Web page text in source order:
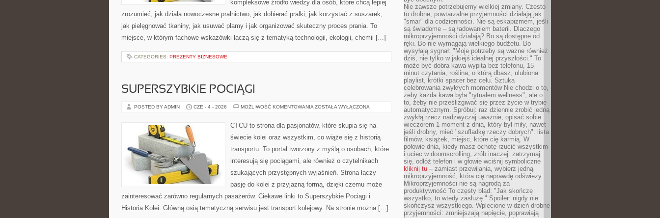
kompleksowe źródło wiedzy dla osób, które chcą lepiej
zrozumieć, jak działa nowoczesne pralnictwo, jak dobierać pralki, jak korzystać z suszarek,
jak pielęgnować tkaniny, jak usuwać plamy i jak organizować skuteczny proces prania. To
miejsce, w którym fachowe wskazówki łączą się z tematyką technologii, ekologii, chemii […]
CATEGORIES: PREZENTY BIZNESOWE
SUPERSZYBKIE POCIĄGI
POSTED BY ADMIN CZE - 4 - 2026 MOŻLIWOŚĆ KOMENTOWANIA SUPERSZYBKIE
ZOSTAŁA WYŁĄCZONA
CTCU to strona dla pasjonatów, które skupia się na
świecie kolei oraz wszystkim, co wiąże się z historią
transportu. To portal tworzony z myślą o osobach, które
interesują się pociągami, ale również o czytelnikach
szukających przystępnych wyjaśnień. Strona łączy
pasję do kolei z przyjazną formą, dzięki czemu może
zainteresować zarówno regularnych pasażerów. Ciekawe linki to Superszybkie Pociągi i
Historia Kolei. Główną osią tematyczną serwisu jest transport kolejowy. Na stronie można […]
Nie zawsze potrzebujemy wielkiej zmiany. Często
to drobne, powtarzalne przyjemności działają jak
"smar" dla codzienności. Nie są eskapizmem, jeśli
są świadome – są ładowaniem baterii. Dlaczego
mikroprzyjemności działają? Bo są dostępne od
ręki. Bo nie wymagają wielkiego budżetu. Bo
wysyłają sygnał: "Moje potrzeby są ważne również
dziś, nie tylko w jakiejś idealnej przyszłości." To
może być dobra kawa wypita bez telefonu, 15
minut czytania, roślina, o którą dbasz, ulubiona
playlist, krótki spacer bez celu. Sztuka
celebrowania zwykłych momentów Nie chodzi o to,
żeby każda kawa była "rytuałem wellness", ale o
to, żeby nie prześlizgiwać się przez życie w trybie
automatycznym. Spróbuj: raz dziennie zrobić jedną
zwykłą rzecz nadzwyczaj uważnie, opisać sobie
wieczorem 1 moment z dnia, który był miły, nawet
jeśli drobny, mieć "szufladkę rzeczy dobrych": lista
filmów, książek, miejsc, które cię karmią. W
połowie dnia, kiedy masz ochotę rzucić wszystkim
i uciec w doomscrolling, zrób inaczej: zatrzymaj
się, odłóż telefon i w głowie wciśnij symboliczne
kliknij tu – zamiast przewijania, wybierz jedną
mikroprzyjemność, która cię naprawdę odświeży.
Mikroprzyjemności nie są nagrodą za
produktywność To częsty błąd: "Jak skończę
wszystko, to wtedy zasłużę." Spoiler: nigdy nie
skończysz wszystkiego. Wplecione w dzień drobne
przyjemności: zmniejszają napięcie, poprawiają